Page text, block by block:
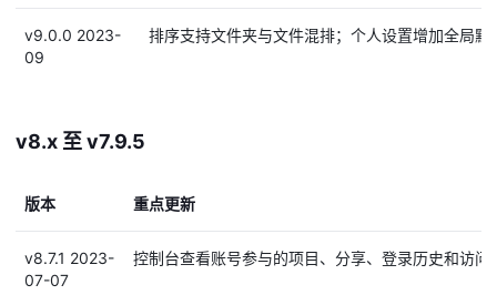
v9.0.0 2023-
09
排序支持文件夹与文件混排；个人设置增加全局默
v8.x 至 v7.9.5
版本 重点更新
v8.7.1 2023-
07-07
控制台查看账号参与的项目、分享、登录历史和访